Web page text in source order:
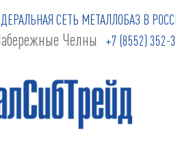
СЕТЬ МЕТАЛЛОБАЗ В
Челны +7 (8552) 352-